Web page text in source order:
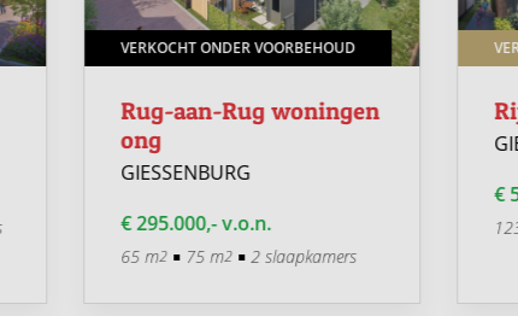
VERKOCHT ONDER VOORBEHOUD
Rug-aan-Rug woningen
ong
GIESSENBURG
€ 295.000,- v.o.n.
65 m2 75 m2 2 slaapkamers
€